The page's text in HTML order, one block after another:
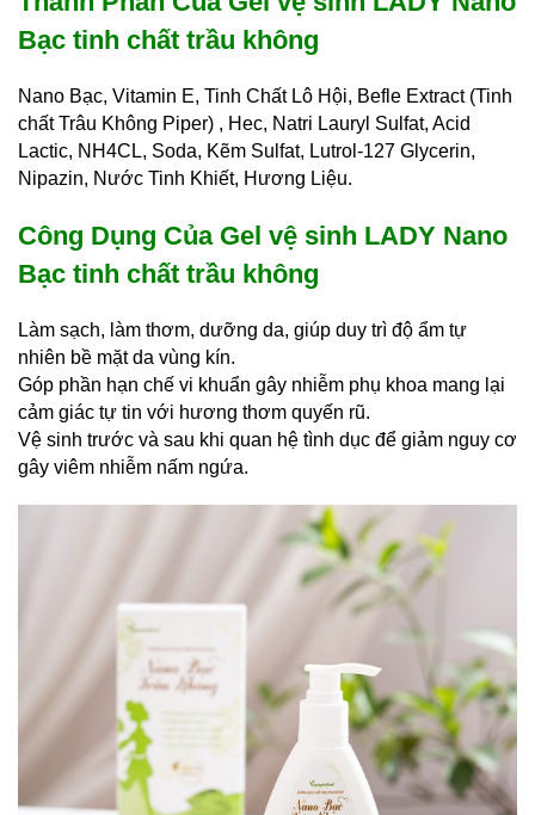
Bạc tinh chất trầu không
Nano Bạc, Vitamin E, Tinh Chất Lô Hội, Befle Extract (Tinh
chất Trâu Không Piper) , Hec, Natri Lauryl Sulfat, Acid
Lactic, NH4CL, Soda, Kẽm Sulfat, Lutrol-127 Glycerin,
Nipazin, Nước Tinh Khiết, Hương Liệu.
Công Dụng Của Gel vệ sinh LADY Nano
Bạc tinh chất trầu không
Làm sạch, làm thơm, dưỡng da, giúp duy trì độ ẩm tự
nhiên bề mặt da vùng kín.
Góp phần hạn chế vi khuẩn gây nhiễm phụ khoa mang lại
cảm giác tự tin với hương thơm quyến rũ.
Vệ sinh trước và sau khi quan hệ tình dục để giảm nguy cơ
gây viêm nhiễm nấm ngứa.